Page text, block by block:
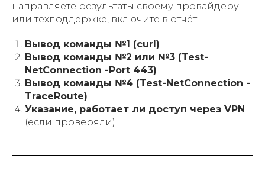
направляете результаты своему провайдеру
или техподдержке, включите в отчёт:
Вывод команды №1 (curl)
Вывод команды №2 или №3 (Test-
NetConnection -Port 443)
Вывод команды №4 (Test-NetConnection -
TraceRoute)
Указание, работает ли доступ через VPN
(если проверяли)